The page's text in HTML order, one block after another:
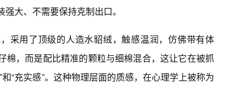
大、不需要保持克制出口。
采用了顶级的人造水貂绒，触感温润，仿佛带有体
棉，而是配比精准的颗粒与细棉混合，这让它在被抓
“充实感”。这种物理层面的质感，在心理学上被称为